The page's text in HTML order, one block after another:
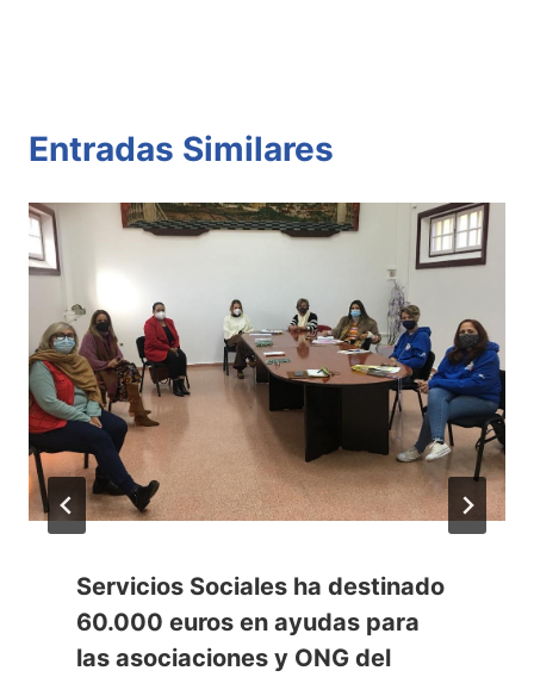
Entradas Similares
Servicios Sociales ha destinado
60.000 euros en ayudas para
las asociaciones y ONG del